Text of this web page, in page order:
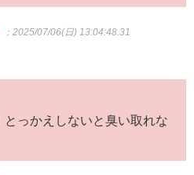
：2025/07/06(日) 13:04:48.31
とっかえしないと臭い取れな